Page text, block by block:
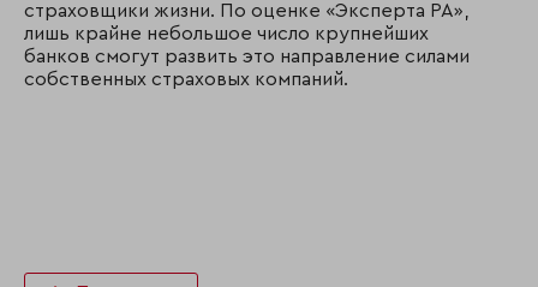
страховщики жизни. По оценке «Эксперта РА»,
лишь крайне небольшое число крупнейших
банков смогут развить это направление силами
собственных страховых компаний.